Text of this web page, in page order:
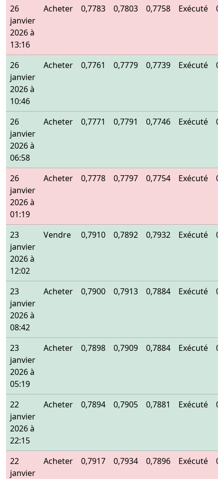
26
janvier
2026 à
13:16
Acheter 0,7783 0,7803 0,7758 Exécuté
26
janvier
2026 à
10:46
Acheter 0,7761 0,7779 0,7739 Exécuté
26
janvier
2026 à
06:58
Acheter 0,7771 0,7791 0,7746 Exécuté
26
janvier
2026 à
01:19
Acheter 0,7778 0,7797 0,7754 Exécuté
23
janvier
2026 à
12:02
Vendre 0,7910 0,7892 0,7932 Exécuté
23
janvier
2026 à
08:42
Acheter 0,7900 0,7913 0,7884 Exécuté
23
janvier
2026 à
05:19
Acheter 0,7898 0,7909 0,7884 Exécuté
22
janvier
2026 à
22:15
Acheter 0,7894 0,7905 0,7881 Exécuté
22
janvier
Acheter 0,7917 0,7934 0,7896 Exécuté